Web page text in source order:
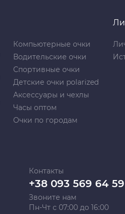
Компьютерные очки
Водительские очки
Спортивные очки
Детские очки polarized
Аксессуары и чехлы
Часы оптом
Очки по городам
Контакты
+38 093 569 64
Звоните нам
Пн-Чт с 07:00 до 16:00